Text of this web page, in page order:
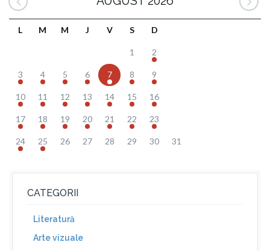
L M M J V S D
1 2
3 4 5 6 7 8 9
10 11 12 13 14 15 16
17 18 19 20 21 22 23
24 25 26 27 28 29 30 31
CATEGORII
Literatură
Arte vizuale